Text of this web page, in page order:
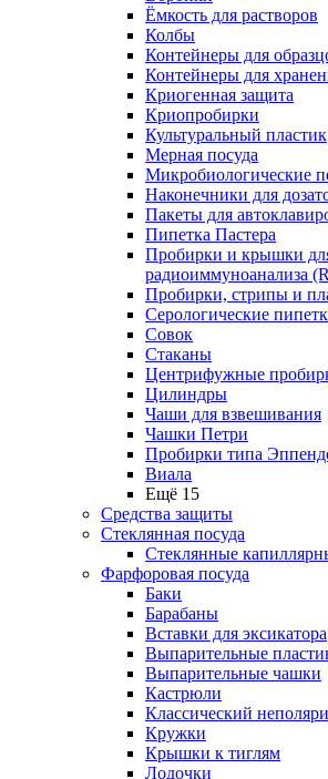
Ёмкость для растворов
Колбы
Контейнеры для
Контейнеры для
Криогенная защита
Криопробирки
Культуральный пластик
Мерная посуда
Микробиологические
Наконечники для
Пакеты для
Пипетка Пастера
Пробирки и крышки
радиоиммуноанализа
Пробирки, стрипы и
Серологические
Совок
Стаканы
Центрифужные
Цилиндры
Чаши для взвешивания
Чашки Петри
Пробирки типа
Виала
Ещё 15
Средства защиты
Стеклянная посуда
Стеклянные
Фарфоровая посуда
Баки
Барабаны
Вставки для эксикатора
Выпарительные
Выпарительные чашки
Кастрюли
Классический
Кружки
Крышки к тиглям
Лодочки